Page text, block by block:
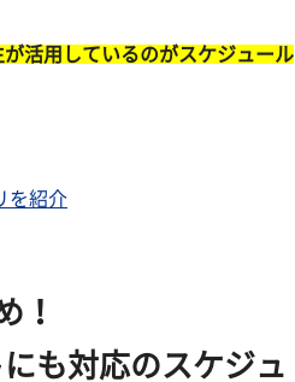
活用しているのがスケジュール
を紹介
！
も対応のスケジュ